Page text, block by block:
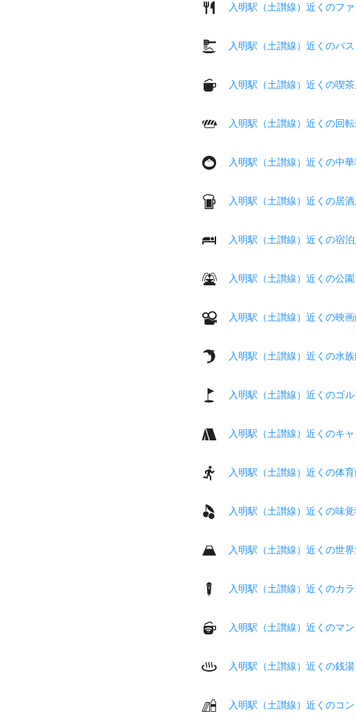
入明駅（土讃線）近くのフ
入明駅（土讃線）近くのパ
入明駅（土讃線）近くの喫
入明駅（土讃線）近くの回
入明駅（土讃線）近くの中
入明駅（土讃線）近くの居酒
入明駅（土讃線）近くの宿
入明駅（土讃線）近くの公園
入明駅（土讃線）近くの映
入明駅（土讃線）近くの水
入明駅（土讃線）近くのゴ
入明駅（土讃線）近くのキ
入明駅（土讃線）近くの体
入明駅（土讃線）近くの味覚
入明駅（土讃線）近くの世
入明駅（土讃線）近くのカ
入明駅（土讃線）近くのマ
入明駅（土讃線）近くの銭湯
入明駅（土讃線）近くのコ